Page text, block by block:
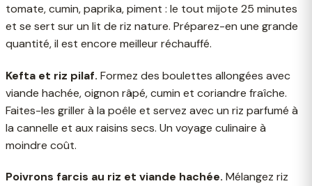
tomate, cumin, paprika, piment : le tout mijote 25 minutes
et se sert sur un lit de riz nature. Préparez-en une grande
quantité, il est encore meilleur réchauffé.
Kefta et riz pilaf. Formez des boulettes allongées avec
viande hachée, oignon râpé, cumin et coriandre fraîche.
Faites-les griller à la poêle et servez avec un riz parfumé à
la cannelle et aux raisins secs. Un voyage culinaire à
moindre coût.
Poivrons farcis au riz et viande hachée. Mélangez riz